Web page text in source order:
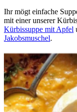
Ihr mögt einfache
mit einer unserer
Kürbissuppe mit Apfel
Jakobsmuschel.